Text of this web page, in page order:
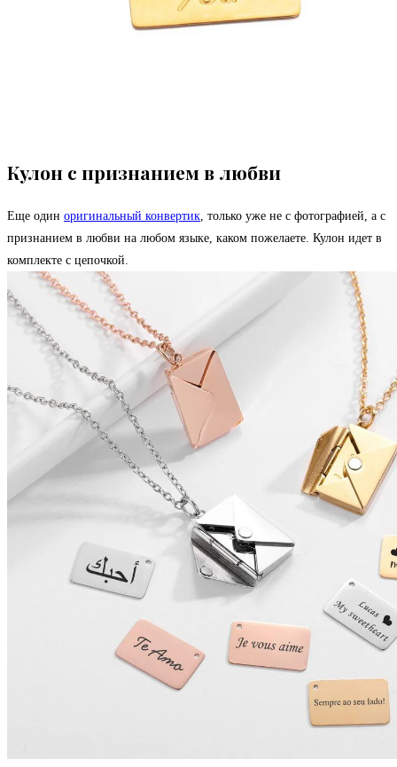
Кулон с признанием в любви
Еще один оригинальный конвертик , только уже не с фотографией, а с
признанием в любви на любом языке, каком пожелаете. Кулон идет в
комплекте с цепочкой.